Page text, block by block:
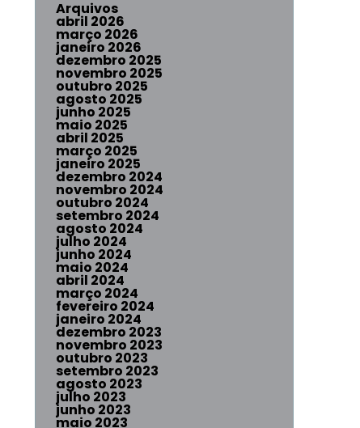
Arquivos
abril 2026
março 2026
janeiro 2026
dezembro 2025
novembro 2025
outubro 2025
agosto 2025
junho 2025
maio 2025
abril 2025
março 2025
janeiro 2025
dezembro 2024
novembro 2024
outubro 2024
setembro 2024
agosto 2024
julho 2024
junho 2024
maio 2024
abril 2024
março 2024
fevereiro 2024
janeiro 2024
dezembro 2023
novembro 2023
outubro 2023
setembro 2023
agosto 2023
julho 2023
junho 2023
maio 2023